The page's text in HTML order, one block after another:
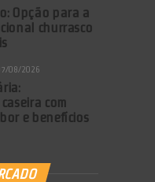
Opção para a
churrasco
08/2026
com
e benefícios